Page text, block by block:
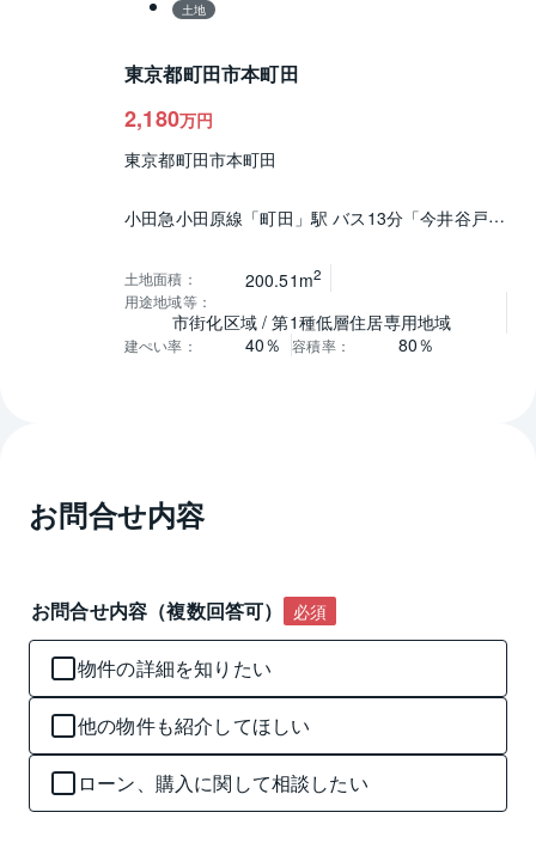
土地
東京都町田市本町田
2,180万円
東京都町田市本町田
小田急小田原線「町田」駅 バス13分「今井谷戸」
土地面積 ： 200.51m2
用途地域等：
市街化区域 / 第1種低層住居専用地域
建ぺい率 ： 40％ 容積率： 80％
お問合せ内容
お問合せ内容（複数回答可） 必須
物件の詳細を知りたい
他の物件も紹介してほしい
ローン、購入に関して相談したい